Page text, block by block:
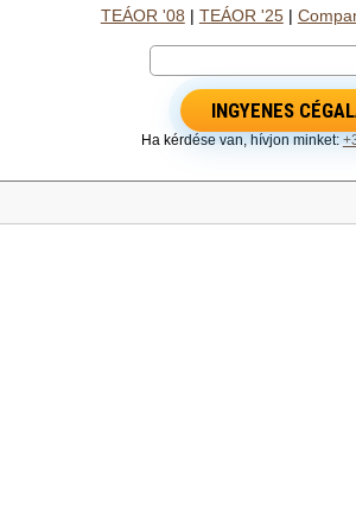
TEÁOR '08 TEÁOR '25|
INGYENES
Ha kérdése van, hívjon minket: